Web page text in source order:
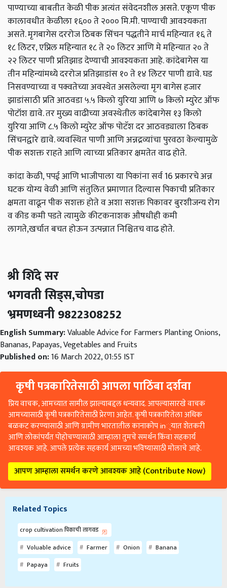
पाण्याच्या बाबतीत केळी पीक अत्यंत संवेदनशील असते. एकूण पीक
कालावधीत केळीला १६०० ते २००० मि.मी. पाण्याची आवश्‍यकता
असते. मृगबागेस दररोज ठिबक सिंचन पद्धतीने मार्च महिन्यात १६ ते
१८ लिटर, एप्रिल महिन्यात १८ ते २० लिटर आणि मे महिन्यात २० ते
२२ लिटर पाणी प्रतिझाड देण्याची आवश्यकता आहे. कांदेबागेस या
तीन महिन्यांमध्ये दररोज प्रतिझाडांस १० ते १४ लिटर पाणी द्यावे. घड
निसवण्याच्या व पक्वतेच्या अवस्थेत असलेल्या मृग बागेस हजार
झाडांसाठी प्रति आठवडा ५.५ किलो युरिया आणि ७ किलो म्युरेट ऑफ
पोटॉश द्यावे. तर मुख्य वाढीच्या अवस्थेतील कांदेबागेस १३ किलो
युरिया आणि ८.५ किलो म्युरेट ऑफ पोटॅश दर आठवड्याला ठिबक
सिंचनद्वारे द्यावे. व्यवस्थित पाणी आणि अन्नद्रव्यांचा पुरवठा केल्यामुळे
पीक सशक्त राहते आणि त्याच्या प्रतिकार क्षमतेत वाढ होते.
कांदा केळी, पपई आणि भाजीपाला या पिकांना सर्व 16 प्रकारचे अन्न
घटक योग्य वेळी आणि संतुलित प्रमाणात दिल्यास पिकाची प्रतिकार
क्षमता वाढून पीक सशक्त होते व अशा सशक्त पिकावर बुरशीजन्य रोग
व कीड कमी पडते त्यामुळे कीटकनाशक औषधीही कमी
लागते,खर्चात बचत होऊन उत्पन्नात निश्चितच वाढ होते.
श्री शिंदे सर
भगवती सिड्स,चोपडा
भ्रमणध्वनी 9822308252
English Summary:Valuable Advice for Farmers Planting Onions,
Bananas, Papayas, Vegetables and Fruits
Published on:16 March 2022, 01:55 IST
कृषी पत्रकारितेसाठी आपला पाठिंबा दर्शवा
प्रिय वाचक, आमच्यात सामील झाल्याबद्दल धन्यवाद. आपल्यासारखे वाचक
आमच्यासाठी कृषी पत्रकारितेसाठी प्रेरणा आहेत. कृषी पत्रकारितेला अधिक
बळकट करण्यासाठी आणि ग्रामीण भारतातील कानाकोप in्यात शेतकरी
आणि लोकांपर्यंत पोहोचण्यासाठी आम्हाला तुमचे समर्थन किंवा सहकार्य
आवश्यक आहे. आपले प्रत्येक सहकार्य आमच्या भविष्यासाठी मोलाचे आहे.
आपण आम्हाला समर्थन करणे आवश्यक आहे (Contribute Now)
Related Topics
crop cultivation पिकाची लागवड
Voluable advice
Farmer Onion
Banana
Papaya
Fruits